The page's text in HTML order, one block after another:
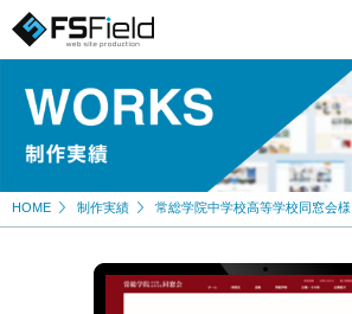
HOME 制作実績 常総学院中学校高等学校同窓会様